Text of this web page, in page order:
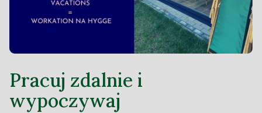
Pracuj zdalnie i
wypoczywaj